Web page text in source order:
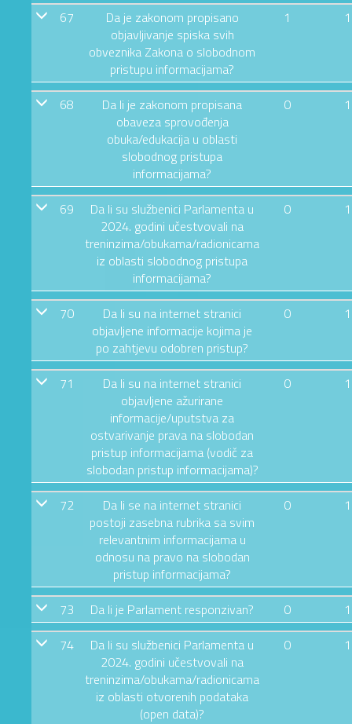
67
Da je zakonom propisano
objavljivanje spiska svih
obveznika Zakona o slobodnom
pristupu informacijama?
1 1
68
Da li je zakonom propisana
obaveza sprovođenja
obuka/edukacija u oblasti
slobodnog pristupa
informacijama?
0 1
69
Da li su službenici Parlamenta u
2024. godini učestvovali na
treninzima/obukama/radionicama
iz oblasti slobodnog pristupa
informacijama?
0 1
70
Da li su na internet stranici
objavljene informacije kojima je
po zahtjevu odobren pristup?
0 1
71
Da li su na internet stranici
objavljene ažurirane
informacije/uputstva za
ostvarivanje prava na slobodan
pristup informacijama (vodič za
slobodan pristup informacijama)?
0 1
72
Da li se na internet stranici
postoji zasebna rubrika sa svim
relevantnim informacijama u
odnosu na pravo na slobodan
pristup informacijama?
0 1
73 Da li je Parlament responzivan? 0
1
74
Da li su službenici Parlamenta u
2024. godini učestvovali na
treninzima/obukama/radionicama
iz oblasti otvorenih podataka
(open data)?
0 1